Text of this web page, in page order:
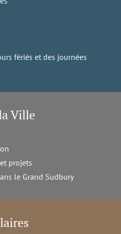
fériés et des journées
Ville
projets
le Grand Sudbury